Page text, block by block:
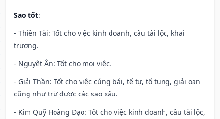
Sao tốt:
- Thiên Tài: Tốt cho việc kinh doanh, cầu tài lộc, khai
trương.
- Nguyệt Ân: Tốt cho mọi việc.
- Giải Thần: Tốt cho việc cúng bái, tế tự, tố tụng, giải oan
cũng như trừ được các sao xấu.
- Kim Quỹ Hoàng Đạo: Tốt cho việc kinh doanh, cầu tài lộc,